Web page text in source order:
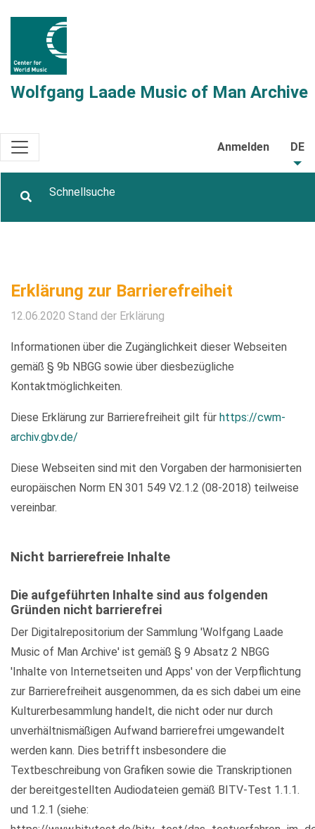
Wolfgang Laade Music of Man Archive
Anmelden DE
Erklärung zur Barrierefreiheit
12.06.2020 Stand der Erklärung
Informationen über die Zugänglichkeit dieser Webseiten
gemäß § 9b NBGG sowie über diesbezügliche
Kontaktmöglichkeiten.
Diese Erklärung zur Barrierefreiheit gilt für https://cwm-
archiv.gbv.de/
Diese Webseiten sind mit den Vorgaben der harmonisierten
europäischen Norm EN 301 549 V2.1.2 (08-2018) teilweise
vereinbar.
Nicht barrierefreie Inhalte
Die aufgeführten Inhalte sind aus folgenden
Gründen nicht barrierefrei
Der Digitalrepositorium der Sammlung 'Wolfgang Laade
Music of Man Archive' ist gemäß § 9 Absatz 2 NBGG
'Inhalte von Internetseiten und Apps' von der Verpflichtung
zur Barrierefreiheit ausgenommen, da es sich dabei um eine
Kulturerbesammlung handelt, die nicht oder nur durch
unverhältnismäßigen Aufwand barrierefrei umgewandelt
werden kann. Dies betrifft insbesondere die
Textbeschreibung von Grafiken sowie die Transkriptionen
der bereitgestellten Audiodateien gemäß BITV-Test 1.1.1.
und 1.2.1 (siehe: